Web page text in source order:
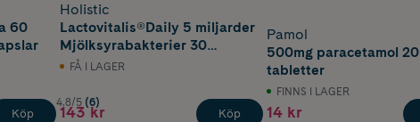
60
Köp
Holistic
Lactovitalis®Daily 5 miljarder
Mjölksyrabakterier 30
vegetabiliska kapslar
FÅ I LAGER
4.8/5 (6)
143 kr Köp
Pamol
500mg paracetamol 20
tabletter
FINNS I LAGER
14 kr